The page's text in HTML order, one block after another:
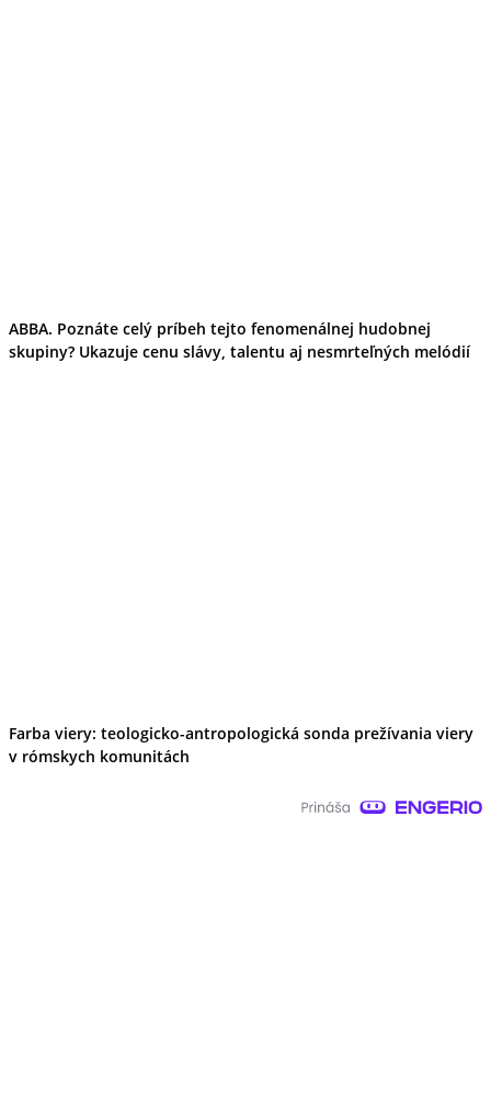
ABBA. Poznáte celý príbeh tejto fenomenálnej hudobnej
skupiny? Ukazuje cenu slávy, talentu aj nesmrteľných melódií
Farba viery: teologicko-antropologická sonda prežívania viery
v rómskych komunitách